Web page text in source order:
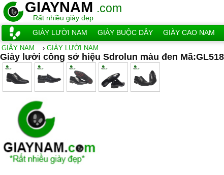
GIAYNAM .com
Rất nhiều giày đẹp
GIÀY LƯỜI NAM GIÀY BUỘC DÂY GIÀY CAO NAM
GIẦY NAM › GIÀY LƯỜI NAM
Giày lười công sở hiệu Sdrolun màu đen